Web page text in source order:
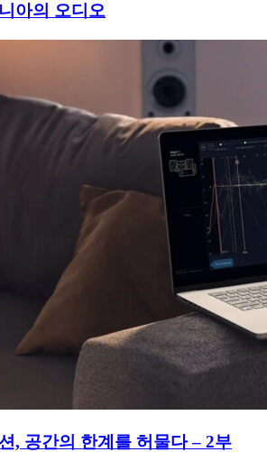
아의 오디오
, 공간의 한계를 허물다 – 2부